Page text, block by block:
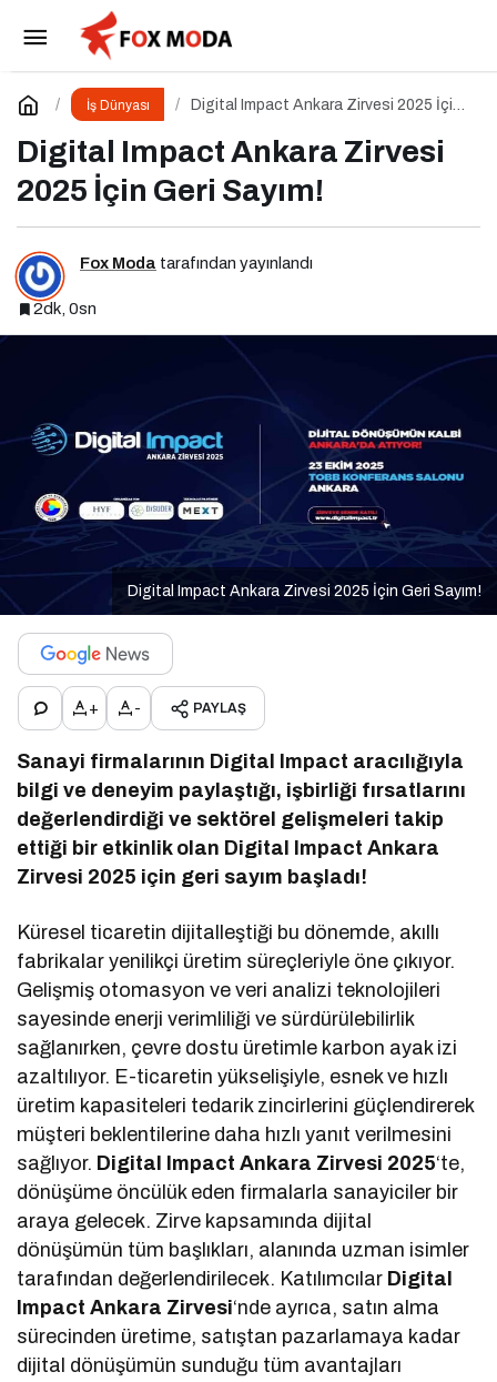
İş Dünyası
Digital Impact Ankara Zirvesi 2025 İçin
Digital Impact Ankara Zirvesi
2025 İçin Geri Sayım!
Fox Moda tarafından yayınlandı
2dk, 0sn
Digital Impact Ankara Zirvesi 2025 İçin Geri Sayım!
+ - PAYLAŞ
Sanayi firmalarının Digital Impact aracılığıyla
bilgi ve deneyim paylaştığı, işbirliği fırsatlarını
değerlendirdiği ve sektörel gelişmeleri takip
ettiği bir etkinlik olan Digital Impact Ankara
Zirvesi 2025 için geri sayım başladı!
Küresel ticaretin dijitalleştiği bu dönemde, akıllı
fabrikalar yenilikçi üretim süreçleriyle öne çıkıyor.
Gelişmiş otomasyon ve veri analizi teknolojileri
sayesinde enerji verimliliği ve sürdürülebilirlik
sağlanırken, çevre dostu üretimle karbon ayak izi
azaltılıyor. E-ticaretin yükselişiyle, esnek ve hızlı
üretim kapasiteleri tedarik zincirlerini güçlendirerek
müşteri beklentilerine daha hızlı yanıt verilmesini
sağlıyor. Digital Impact Ankara Zirvesi 2025‘te,
dönüşüme öncülük eden firmalarla sanayiciler bir
araya gelecek. Zirve kapsamında dijital
dönüşümün tüm başlıkları, alanında uzman isimler
tarafından değerlendirilecek. Katılımcılar Digital
Impact Ankara Zirvesi‘nde ayrıca, satın alma
sürecinden üretime, satıştan pazarlamaya kadar
dijital dönüşümün sunduğu tüm avantajları
Sektör Profesyonelleri Dünya’nın Başkentinde
Buluşacak!
Yorum Yap